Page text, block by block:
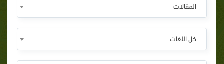
المقالات
كل اللغات